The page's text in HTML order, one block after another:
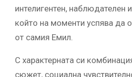
интелигентен, наблюдателен
който на моменти успява да
от самия Емил.
С характерната си
сюжет, социална